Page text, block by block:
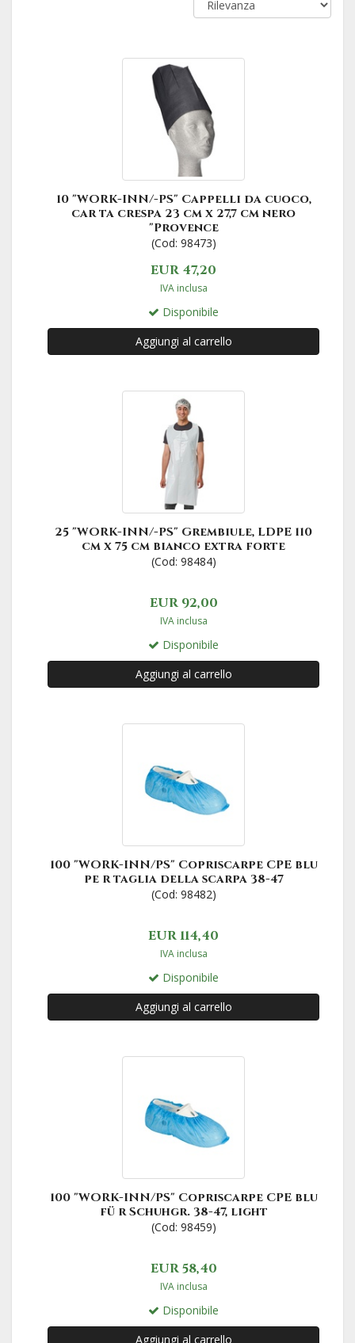
10 "WORK-INN/-PS" Cappelli da cuoco,
car ta crespa 23 cm x 27,7 cm nero
"Provence
(Cod: 98473)
EUR 47,20
IVA inclusa
Disponibile
Aggiungi al carrello
25 "WORK-INN/-PS" Grembiule, LDPE 110
cm x 75 cm bianco extra forte
(Cod: 98484)
EUR 92,00
IVA inclusa
Disponibile
Aggiungi al carrello
100 "WORK-INN/PS" Copriscarpe CPE blu
pe r taglia della scarpa 38-47
(Cod: 98482)
EUR 114,40
IVA inclusa
Disponibile
Aggiungi al carrello
100 "WORK-INN/PS" Copriscarpe CPE blu
fü r Schuhgr. 38-47, light
(Cod: 98459)
EUR 58,40
IVA inclusa
Disponibile
Aggiungi al carrello